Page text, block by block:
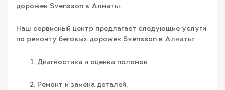
дорожек Svensson в Алматы.
Наш сервисный центр предлагает следующие услуги
по ремонту беговых дорожек Svensson в Алматы:
Диагностика и оценка поломок
Ремонт и замена деталей.